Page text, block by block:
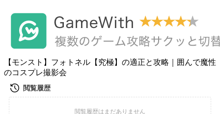
【モンスト】フォトネル【究極】の適正と攻略｜囲んで魔性
のコスプレ撮影会